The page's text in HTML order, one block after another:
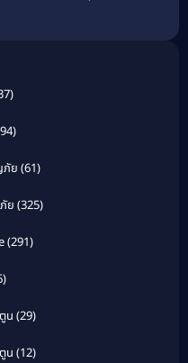
ย (61)
ย (325)
(291)
น (29)
น (12)